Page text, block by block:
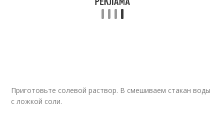
Приготовьте солевой раствор. В смешиваем стакан воды
с ложкой соли.